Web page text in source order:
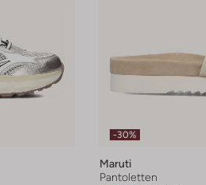
-30%
Maruti
Pantoletten